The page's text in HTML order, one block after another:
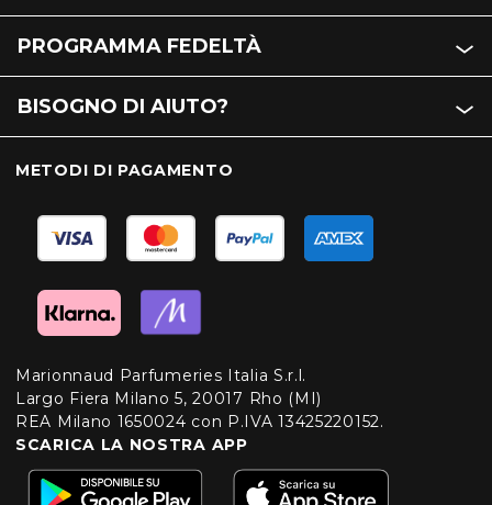
PROGRAMMA FEDELTÀ
BISOGNO DI AIUTO?
METODI DI PAGAMENTO
Marionnaud Parfumeries Italia S.r.l.
Largo Fiera Milano 5, 20017 Rho (MI)
REA Milano 1650024 con P.IVA 13425220152.
SCARICA LA NOSTRA APP